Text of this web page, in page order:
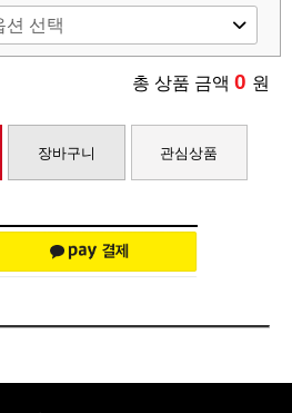
총 상품 금액 0 원
장바구니 관심상품